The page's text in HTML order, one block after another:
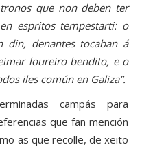
que non deben ter
espritos tempestarti: o
din, denantes tocaban á
loureiro bendito, e o
iles común en Galiza”.
campás para
que fan mención
as que recolle, de xeito